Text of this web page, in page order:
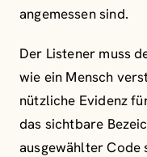
angemessen sind.
Der Listener muss
wie ein Mensch
nützliche Evidenz
das sichtbare
ausgewählter Code